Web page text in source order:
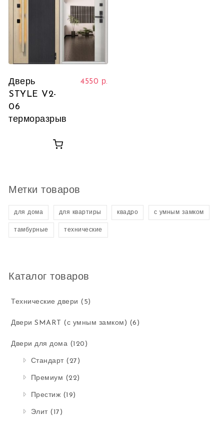
Дверь
STYLE V2-
06
терморазрыв
4550 р.
Метки товаров
для дома для квартиры квадро с умным замком
тамбурные технические
Каталог товаров
Технические двери (5)
Двери SMART (с умным замком) (6)
Двери для дома (120)
Стандарт (27)
Премиум (22)
Престиж (19)
Элит (17)